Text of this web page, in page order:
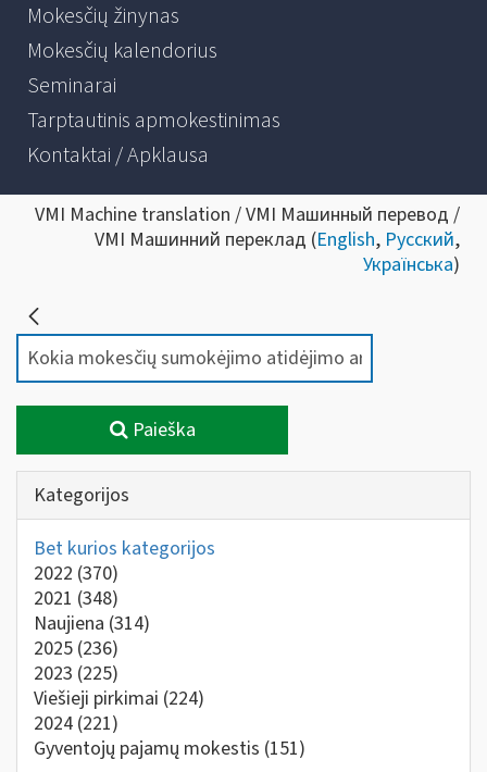
Mokesčių žinynas
Mokesčių kalendorius
Seminarai
Tarptautinis apmokestinimas
Kontaktai / Apklausa
VMI Machine translation / VMI Машинный перевод /
VMI Машинний переклад (English, Русский,
Українська)
Paieška
Kategorijos
Bet kurios kategorijos
2022 (370)
2021 (348)
Naujiena (314)
2025 (236)
2023 (225)
Viešieji pirkimai (224)
2024 (221)
Gyventojų pajamų mokestis (151)